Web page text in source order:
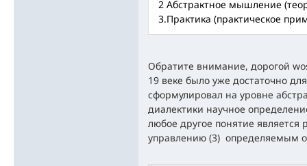
2 Абстрактное мышление
3.Практика (практическое
Обратите внимание, дорогой
19 веке было уже достаточно
сформулировал на уровне
диалектики научное
любое другое понятие является
управлению (3) определяемым